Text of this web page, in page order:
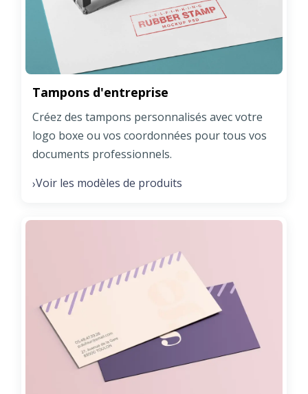
Tampons d'entreprise
Créez des tampons personnalisés avec votre
logo boxe ou vos coordonnées pour tous vos
documents professionnels.
›Voir les modèles de produits